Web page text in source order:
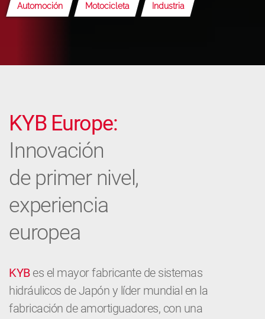
Automoción Motocicleta Industria
KYB Europe:
Innovación
de primer nivel,
experiencia
europea
KYBes el mayor fabricante de sistemas
hidráulicos de Japón y líder mundial en la
fabricación de amortiguadores, con una